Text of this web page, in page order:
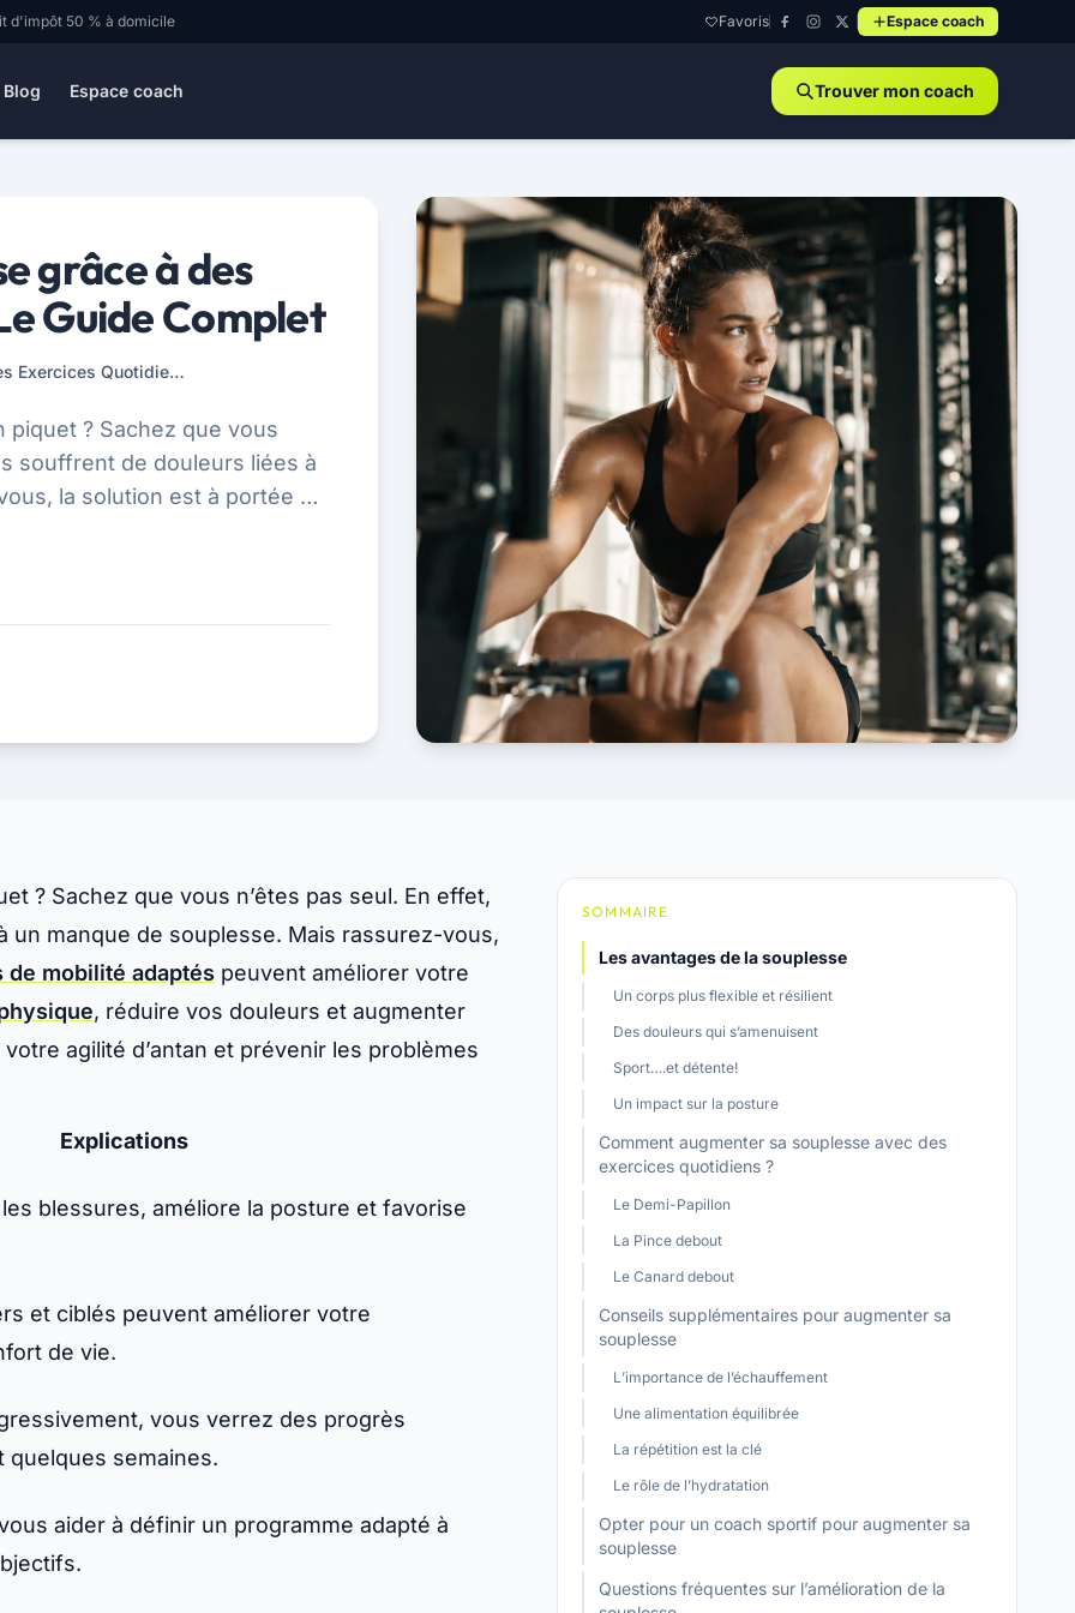
d'impôt 50 % à domicile Favoris Espace coach
Blog Espace coach Trouver mon coach
grâce à des
Guide Complet
Augmenter sa Souplesse grâce à des Exercices Quotidiens : Le Guide Complet
? Sachez que vous
souffrent de douleurs liées à
la solution est à portée de
? Sachez que vous n’êtes pas seul. En effet,
manque de souplesse. Mais rassurez-vous,
de mobilité adaptés peuvent améliorer votre
, réduire vos douleurs et augmenter
agilité d’antan et prévenir les problèmes
Explications
blessures, améliore la posture et favorise
et ciblés peuvent améliorer votre
de vie.
vous verrez des progrès
quelques semaines.
aider à définir un programme adapté à
SOMMAIRE
Les avantages de la souplesse
Un corps plus flexible et résilient
Des douleurs qui s’amenuisent
Sport….et détente!
Un impact sur la posture
Comment augmenter sa souplesse avec des
exercices quotidiens ?
Le Demi-Papillon
La Pince debout
Le Canard debout
Conseils supplémentaires pour augmenter sa
souplesse
L’importance de l’échauffement
Une alimentation équilibrée
La répétition est la clé
Le rôle de l’hydratation
Opter pour un coach sportif pour augmenter sa
souplesse
Questions fréquentes sur l’amélioration de la